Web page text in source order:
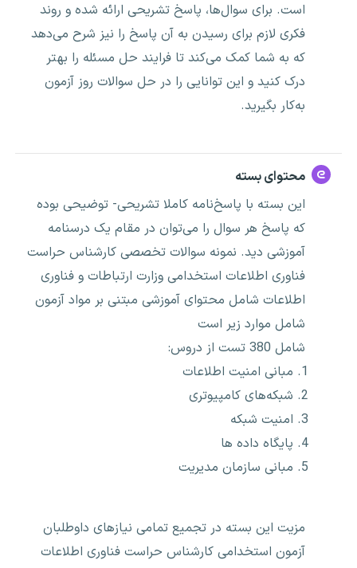
است. برای سوال‌ها، پاسخ تشریحی ارائه شده و روند
فکری لازم برای رسیدن به آن پاسخ را نیز شرح می‌دهد
که به شما کمک می‌کند تا فرایند حل مسئله را بهتر
درک کنید و این توانایی را در حل سوالات روز آزمون
به‌کار بگیرید.
محتوای بسته
این بسته با پاسخ‌نامه کاملا تشریحی- توضیحی بوده
که پاسخ هر سوال را می‌توان در مقام یک درسنامه
آموزشی دید. نمونه سوالات تخصصی کارشناس حراست
فناوری اطلاعات استخدامی وزارت ارتباطات و فناوری
اطلاعات شامل محتوای آموزشی مبتنی بر مواد آزمون
شامل موارد زیر است
شامل 380 تست از دروس:
مبانی امنیت اطلاعات
شبکه‌های کامپیوتری
امنیت شبکه
پایگاه داده ها
مبانی سازمان مدیریت
مزیت این بسته در تجمیع تمامی نیازهای داوطلبان
آزمون استخدامی کارشناس حراست فناوری اطلاعات